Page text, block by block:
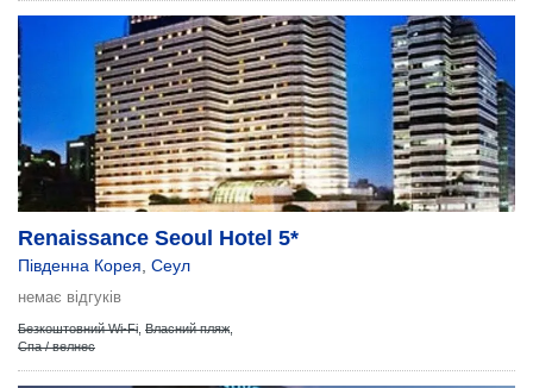
Renaissance Seoul Hotel 5*
Південна Корея Сеул
немає відгуків
Безкоштовний Wi-Fi Власний пляж
Спа / велнес